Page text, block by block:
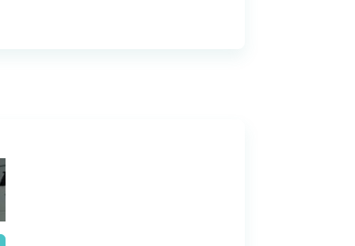
FGTS;
ativos na data da
e renegociação de